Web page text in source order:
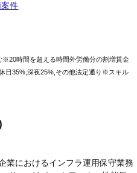
件
時間を超える時間外労働分の割増賃金
日35%,深夜25%,その他法定通り※スキル
業におけるインフラ運用保守業務